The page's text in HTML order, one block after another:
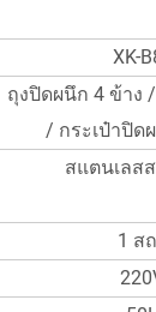
XK-
ถุงปิดผนึก 4 ข้าง
/ กระเป๋าปิด
สแตนเลส
1 ส